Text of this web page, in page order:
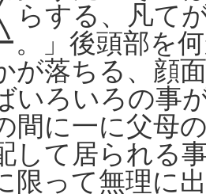
らする、凡て
。」後頭部を
が落ちる、顔
いろいろの事
間に一に父母
して居られる
限って無理に